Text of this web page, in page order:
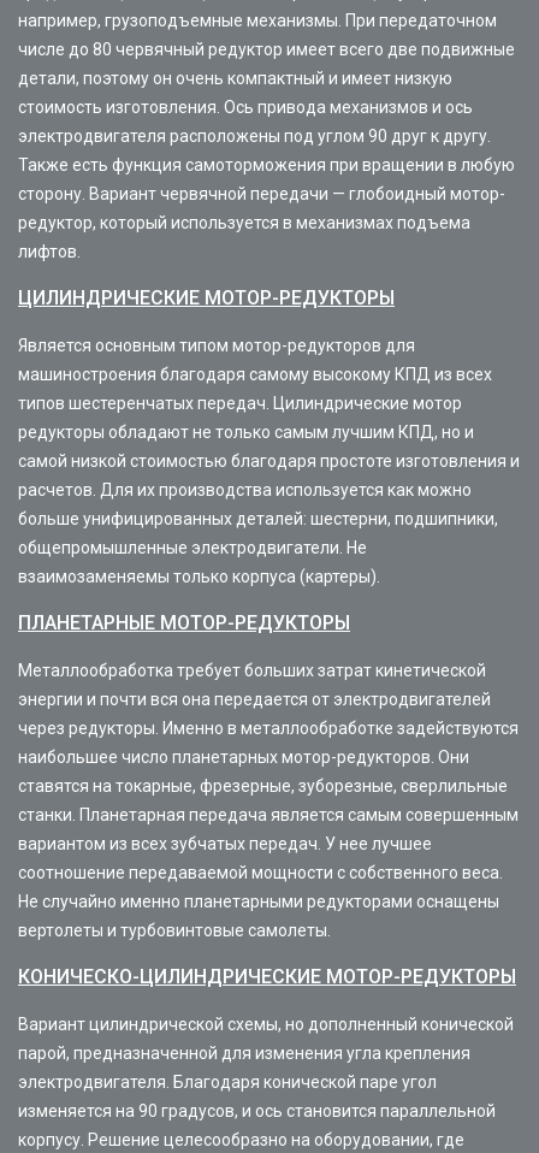
например, грузоподъемные механизмы. При передаточном
числе до 80 червячный редуктор имеет всего две подвижные
детали, поэтому он очень компактный и имеет низкую
стоимость изготовления. Ось привода механизмов и ось
электродвигателя расположены под углом 90 друг к другу.
Также есть функция самоторможения при вращении в любую
сторону. Вариант червячной передачи — глобоидный мотор-
редуктор, который используется в механизмах подъема
лифтов.
ЦИЛИНДРИЧЕСКИЕ МОТОР-РЕДУКТОРЫ
Является основным типом мотор-редукторов для
машиностроения благодаря самому высокому КПД из всех
типов шестеренчатых передач. Цилиндрические мотор
редукторы обладают не только самым лучшим КПД, но и
самой низкой стоимостью благодаря простоте изготовления и
расчетов. Для их производства используется как можно
больше унифицированных деталей: шестерни, подшипники,
общепромышленные электродвигатели. Не
взаимозаменяемы только корпуса (картеры).
ПЛАНЕТАРНЫЕ МОТОР-РЕДУКТОРЫ
Металлообработка требует больших затрат кинетической
энергии и почти вся она передается от электродвигателей
через редукторы. Именно в металлообработке задействуются
наибольшее число планетарных мотор-редукторов. Они
ставятся на токарные, фрезерные, зуборезные, сверлильные
станки. Планетарная передача является самым совершенным
вариантом из всех зубчатых передач. У нее лучшее
соотношение передаваемой мощности с собственного веса.
Не случайно именно планетарными редукторами оснащены
вертолеты и турбовинтовые самолеты.
КОНИЧЕСКО-ЦИЛИНДРИЧЕСКИЕ МОТОР-РЕДУКТОРЫ
Вариант цилиндрической схемы, но дополненный конической
парой, предназначенной для изменения угла крепления
электродвигателя. Благодаря конической паре угол
изменяется на 90 градусов, и ось становится параллельной
корпусу. Решение целесообразно на оборудовании, где